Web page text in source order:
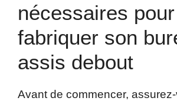
nécessaires pour
fabriquer son
assis debout
Avant de commencer, assurez-